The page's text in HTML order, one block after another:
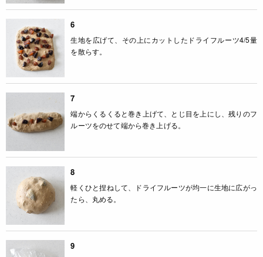
6
生地を広げて、その上にカットしたドライフルーツ4/5量
を散らす。
7
端からくるくると巻き上げて、とじ目を上にし、残りのフ
ルーツをのせて端から巻き上げる。
8
軽くひと捏ねして、ドライフルーツが均一に生地に広がっ
たら、丸める。
9